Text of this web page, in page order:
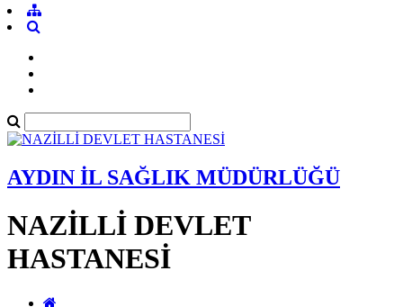
AYDIN İL SAĞLIK MÜDÜRLÜĞÜ
NAZİLLİ DEVLET
HASTANESİ